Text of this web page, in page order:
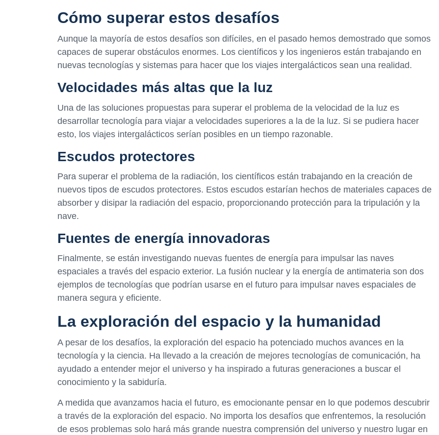
Cómo superar estos desafíos
Aunque la mayoría de estos desafíos son difíciles, en el pasado hemos demostrado que somos
capaces de superar obstáculos enormes. Los científicos y los ingenieros están trabajando en
nuevas tecnologías y sistemas para hacer que los viajes intergalácticos sean una realidad.
Velocidades más altas que la luz
Una de las soluciones propuestas para superar el problema de la velocidad de la luz es
desarrollar tecnología para viajar a velocidades superiores a la de la luz. Si se pudiera hacer
esto, los viajes intergalácticos serían posibles en un tiempo razonable.
Escudos protectores
Para superar el problema de la radiación, los científicos están trabajando en la creación de
nuevos tipos de escudos protectores. Estos escudos estarían hechos de materiales capaces de
absorber y disipar la radiación del espacio, proporcionando protección para la tripulación y la
nave.
Fuentes de energía innovadoras
Finalmente, se están investigando nuevas fuentes de energía para impulsar las naves
espaciales a través del espacio exterior. La fusión nuclear y la energía de antimateria son dos
ejemplos de tecnologías que podrían usarse en el futuro para impulsar naves espaciales de
manera segura y eficiente.
La exploración del espacio y la humanidad
A pesar de los desafíos, la exploración del espacio ha potenciado muchos avances en la
tecnología y la ciencia. Ha llevado a la creación de mejores tecnologías de comunicación, ha
ayudado a entender mejor el universo y ha inspirado a futuras generaciones a buscar el
conocimiento y la sabiduría.
A medida que avanzamos hacia el futuro, es emocionante pensar en lo que podemos descubrir
a través de la exploración del espacio. No importa los desafíos que enfrentemos, la resolución
de esos problemas solo hará más grande nuestra comprensión del universo y nuestro lugar en